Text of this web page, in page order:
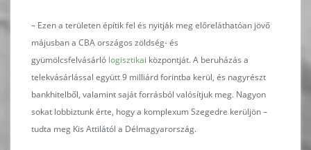
– Ezen a területen építik fel és nyitják meg előreláthatóan jövő
májusban a CBA országos zöldség- és
gyümölcsfelvásárló logisztikai központját. A beruházás a
telekvásárlással együtt 9 milliárd forintba kerül, és nagyrészt
bankhitelből, valamint saját forrásból valósítjuk meg. Nagyon
sokat lobbiztunk érte, hogy a komplexum Szegedre kerüljön –
tudta meg Kis Attilától a Délmagyarország.